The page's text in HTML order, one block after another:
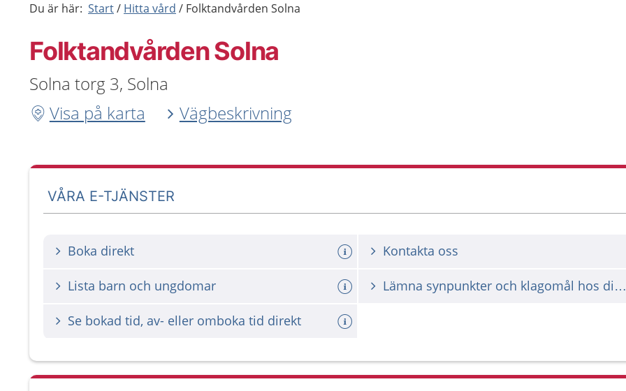
Du är här: Start Hitta vård Folktandvården Solna
Folktandvården Solna
Solna torg 3, Solna
Visa på karta
Vägbeskrivning
VÅRA E-TJÄNSTER
Boka direkt Kontakta oss
Lista barn och ungdomar Lämna synpunkter och klagomål hos din vårdgivare
Se bokad tid, av- eller omboka tid direkt